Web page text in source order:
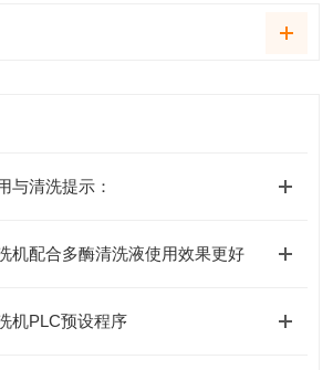
与清洗提示：
机配合多酶清洗液使用效果更好
机PLC预设程序